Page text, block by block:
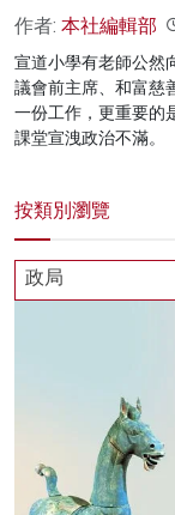
作者: 本社編輯部
宣道小學有老師公然
議會前主席、和富慈
一份工作，更重要的
課堂宣洩政治不滿。
按類別瀏覽
政局